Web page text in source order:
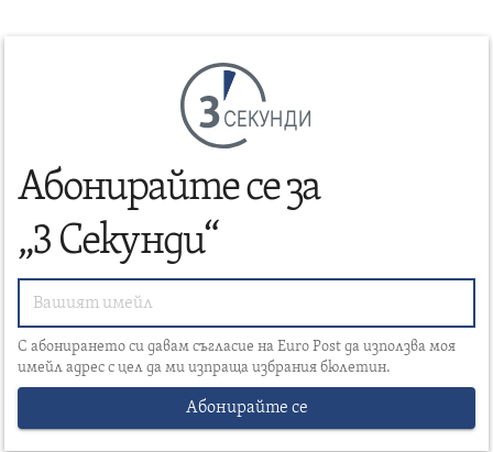
СЕКУНДИ
Абонирайте се за
„3 Секунди“
С абонирането си давам съгласие на Euro Post да използва моя
имейл адрес с цел да ми изпраща избрания бюлетин.
Абонирайте се